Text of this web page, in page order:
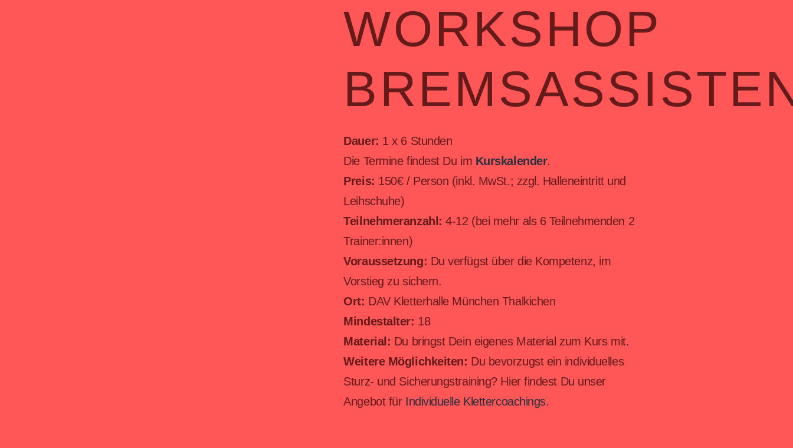
WORKSHOP
Dauer: 1 x 6 Stunden
Die Termine findest Du im Kurskalender.
Preis: 150€ / Person (inkl. MwSt.; zzgl. Halleneintritt und
Leihschuhe)
Teilnehmeranzahl: 4-12 (bei mehr als 6 Teilnehmenden 2
Trainer:innen)
Voraussetzung: Du verfügst über die Kompetenz, im
Vorstieg zu sichern.
Ort: DAV Kletterhalle München Thalkichen
Mindestalter: 18
Material: Du bringst Dein eigenes Material zum Kurs mit.
Weitere Möglichkeiten: Du bevorzugst ein individuelles
Sturz- und Sicherungstraining? Hier findest Du unser
Angebot für Individuelle Klettercoachings.